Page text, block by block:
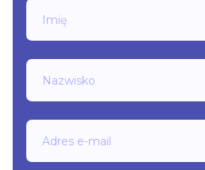
Imię
Nazwisko
Adres e-mail